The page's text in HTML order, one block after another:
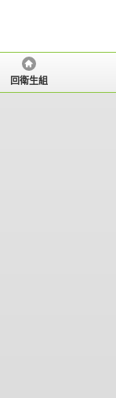
回衛生組